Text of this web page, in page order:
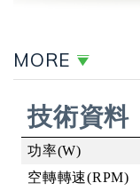
MORE
技術資料
功率(W)
空轉轉速(RPM)